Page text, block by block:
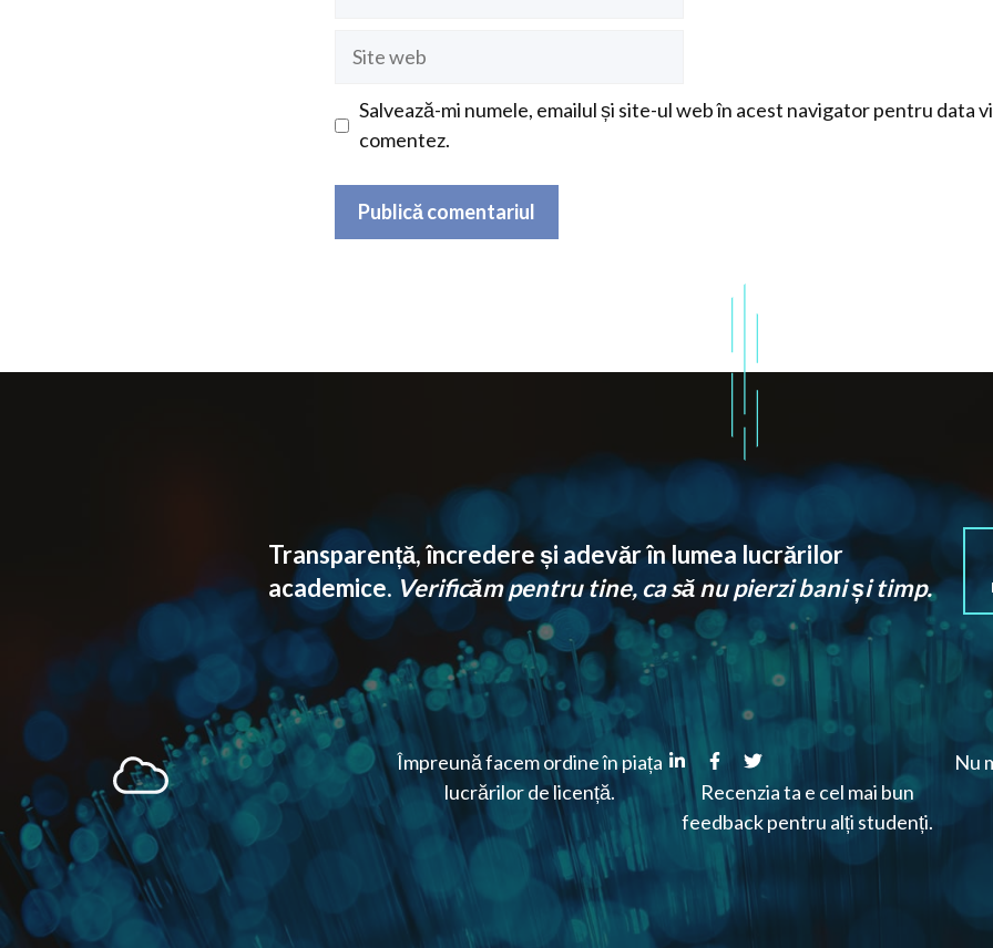
Salvează-mi numele, emailul și site-ul web în acest navigator pentru data
comentez.
Transparență, încredere și adevăr în lumea lucrărilor
academice. Verificăm pentru tine, ca să nu pierzi bani și timp.
Împreună facem ordine în piața
lucrărilor de licență.
Recenzia ta e cel mai bun
feedback pentru alți studenți.
Nu